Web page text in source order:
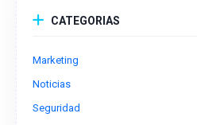
CATEGORIAS
Marketing
Noticias
Seguridad